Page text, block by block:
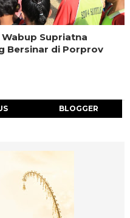
Wabup Supriatna
Bersinar di Porprov
BLOGGER